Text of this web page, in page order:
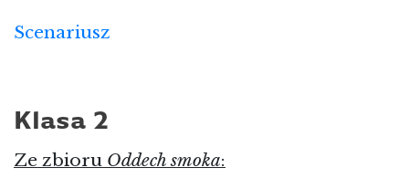
Scenariusz
Klasa 2
Ze zbioru Oddech smoka: